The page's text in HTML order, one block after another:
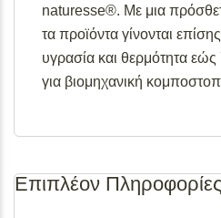
998
naturesse®. Με μια
τα προϊόντα γίνονται
υγρασία και θερμότητα
για βιομηχανική
Επιπλέον Πληροφορίες